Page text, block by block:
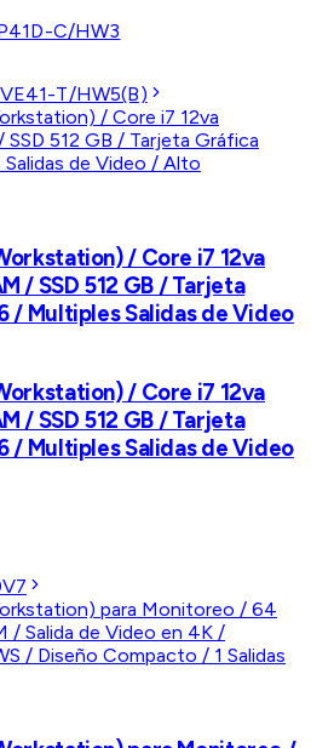
C/HW3
T/HW5(B)
/ Core i7 12va
/ SSD 512 GB / Tarjeta
/ Multiples Salidas de Video
/ Core i7 12va
/ SSD 512 GB / Tarjeta
/ Multiples Salidas de Video